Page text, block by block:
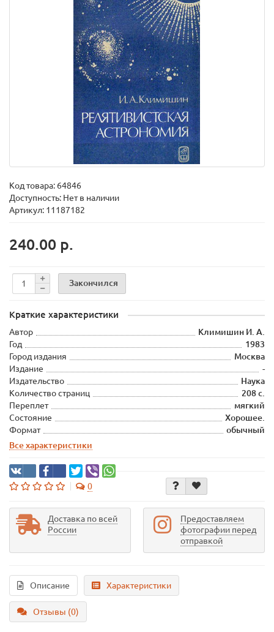
Код товара: 64846
Доступность: Нет в наличии
Артикул: 11187182
240.00 р.
Закончился
Краткие характеристики
Автор
Климишин И. А.
Год
1983
Город издания
Москва
Издание
-
Издательство
Наука
Количество страниц
208 с.
Переплет
мягкий
Состояние
Хорошее.
Формат
обычный
Все характеристики
0
Доставка по всей
России
Предоставляем
фотографии перед
отправкой
Описание Характеристики
Отзывы (0)